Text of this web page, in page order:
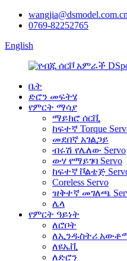
wangjia@dsmodel.com.cn
0769-82252765
English
ቤት
ድሮን መፍትሄ
የምርት ማሳያ
ማይክሮ ሰርቪ
ከፍተኛ Torque
መደበኛ አገልጋይ
ብሩሽ የሌለው Servo
ውሃ የማይገባ Servo
ከፍተኛ ቮልቴጅ
Coreless Servo
ዝቅተኛ መገለጫ
ሌላ
የምርት ዓይነት
ለሮቦት
ለኢንዱስትሪ
ለዩኤቪ
ለድሮን